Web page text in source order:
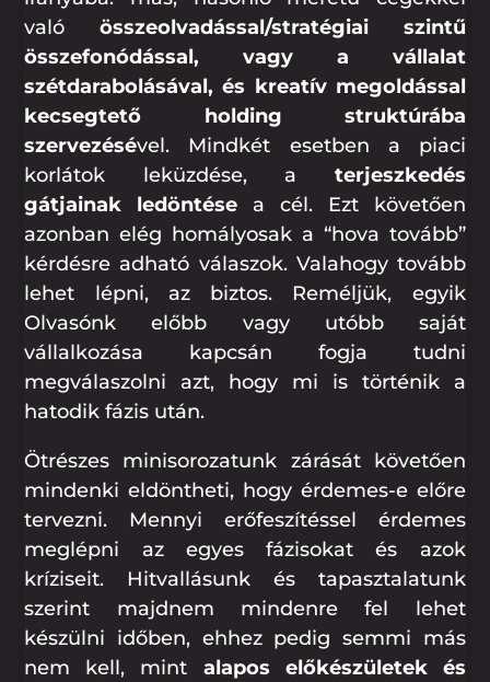
való összeolvadással/stratégiai szintű
összefonódással, vagy a vállalat
szétdarabolásával, és kreatív megoldással
kecsegtető holding struktúrába
szervezésével. Mindkét esetben a piaci
korlátok leküzdése, a terjeszkedés
gátjainak ledöntése a cél. Ezt követően
azonban elég homályosak a “hova tovább”
kérdésre adható válaszok. Valahogy tovább
lehet lépni, az biztos. Reméljük, egyik
Olvasónk előbb vagy utóbb saját
vállalkozása kapcsán fogja tudni
megválaszolni azt, hogy mi is történik a
hatodik fázis után.
Ötrészes minisorozatunk zárását követően
mindenki eldöntheti, hogy érdemes-e előre
tervezni. Mennyi erőfeszítéssel érdemes
meglépni az egyes fázisokat és azok
kríziseit. Hitvallásunk és tapasztalatunk
szerint majdnem mindenre fel lehet
készülni időben, ehhez pedig semmi más
nem kell, mint alapos előkészületek és